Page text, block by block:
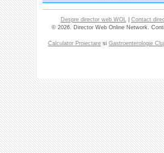
Despre director web WOL| Contact
© 2026. Director Web Online Network.
Calculator Proiectare si Gastroenterologie Cluj